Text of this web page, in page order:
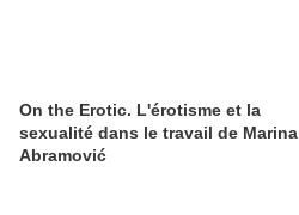
On the Erotic. L'érotisme et la
sexualité dans le travail de Marina
Abramović